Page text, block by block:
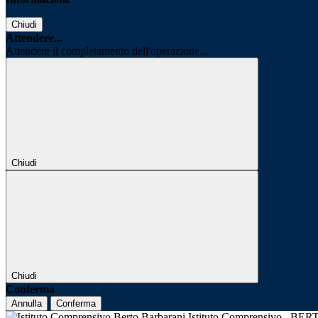
Chiudi
Attendere...
Attendere il completamento dell'operazione...
Chiudi
Chiudi
Conferma
Annulla Conferma